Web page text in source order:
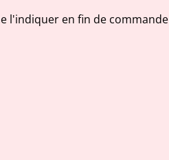
l'indiquer en fin de commande